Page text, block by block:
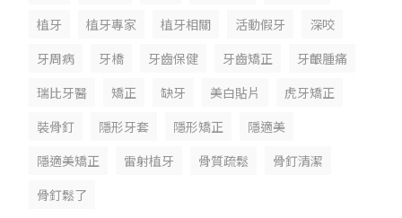
植牙
植牙專家 植牙相關 活動假牙
深咬
牙周病
牙橋 牙齒保健 牙齒矯正
牙齦腫痛
瑞比牙醫
矯正 缺牙 美白貼片
虎牙矯正
裝骨釘
隱形牙套 隱形矯正
隱適美
隱適美矯正
雷射植牙 骨質疏鬆
骨釘清潔
骨釘鬆了